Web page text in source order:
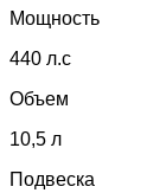
Мощность
440 л.с
Объем
10,5 л
Подвеска